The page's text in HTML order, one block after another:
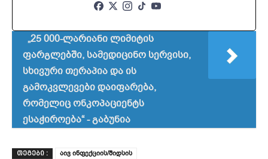
„25 000-ლარიანი ლიმიტის
ფარგლებში, სამედიცინო სერვისი,
სხივური თერაპია და ის
გამოკვლევები დაიფარება,
რომელიც ონკოპაციენტს
ესაჭიროება“ - გაბუნია
ᲗᲔᲒᲔᲑᲘ :
აივ ინფექციის/შიდსის